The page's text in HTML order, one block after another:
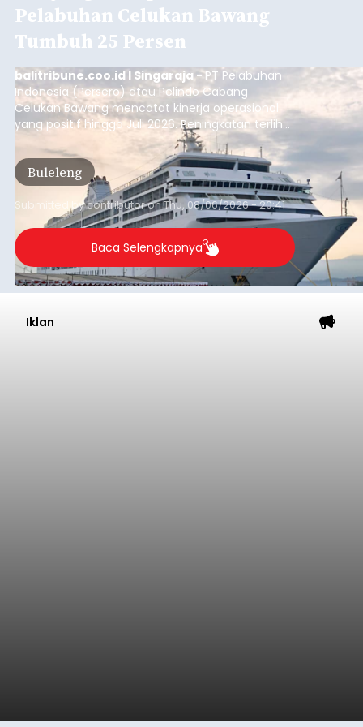
Pelabuhan Celukan Bawang
Tumbuh 25 Persen
balitribune.coo.id I Singaraja -PT Pelabuhan
Indonesia (Persero) atau Pelindo Cabang
Celukan Bawang mencatat kinerja operasional
yang positif hingga Juli 2026. Peningkatan terlihat
dari arus kapal yang mencapai 1,48 juta Gross
Tonnage (GT), atau tumbuh 12,4 persen
dibandingkan periode yang sama tahun lalu
yang tercatat sebesar 1,32 juta GT.
Buleleng
Submitted bycontributoronThu, 08/06/2026 - 20:41
Baca Selengkapnya
Iklan